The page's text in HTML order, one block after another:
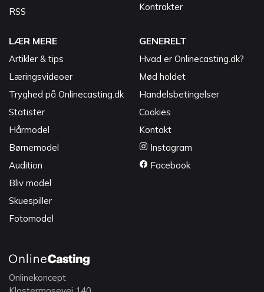
RSS
Kontrakter
LÆR MERE
Artikler & tips
Læringsvideoer
Tryghed på Onlinecasting.dk
Statister
Hårmodel
Børnemodel
Audition
Bliv model
Skuespiller
Fotomodel
GENERELT
Hvad er Onlinecasting.dk?
Mød holdet
Handelsbetingelser
Cookies
Kontakt
Instagram
Facebook
Onlinekoncept